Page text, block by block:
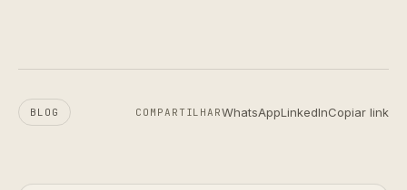
BLOG COMPARTILHARWhatsAppLinkedInCopiar link